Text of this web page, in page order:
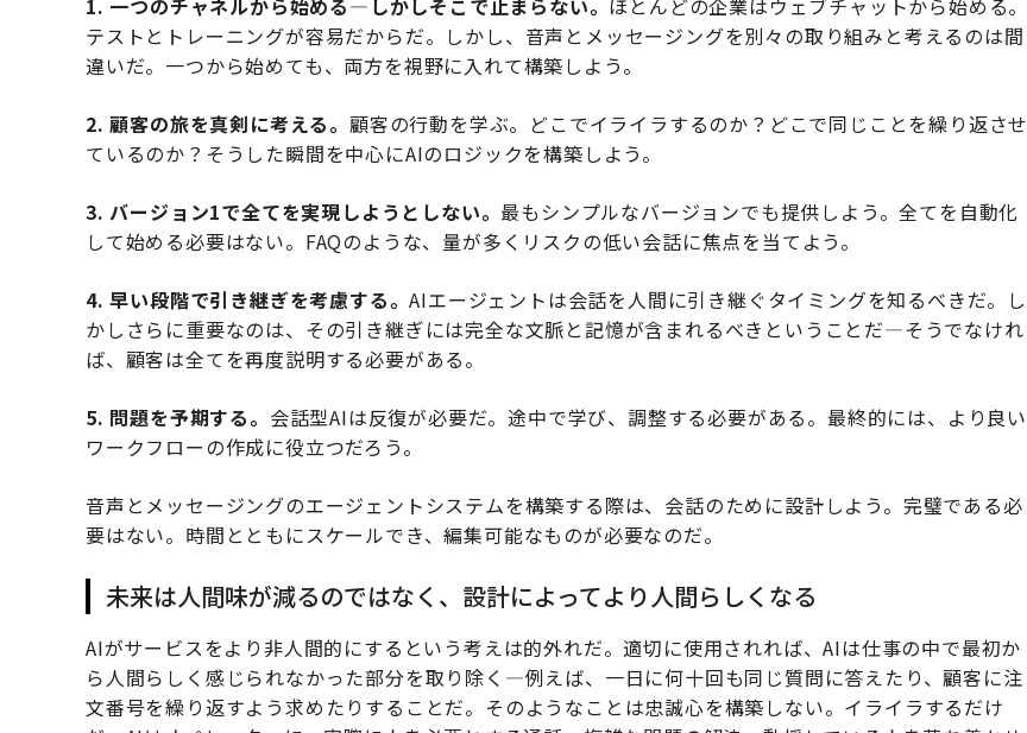
1. 一つのチャネルから始める—しかしそこで止まらない。 ほとんどの企業はウェブチャットから始める。
テストとトレーニングが容易だからだ。しかし、音声とメッセージングを別々の取り組みと考えるのは間
違いだ。一つから始めても、両方を視野に入れて構築しよう。
2. 顧客の旅を真剣に考える。 顧客の行動を学ぶ。どこでイライラするのか？どこで同じことを繰り返させ
ているのか？そうした瞬間を中心にAIのロジックを構築しよう。
3. バージョン1で全てを実現しようとしない。最もシンプルなバージョンでも提供しよう。全てを自動化
して始める必要はない。FAQのような、量が多くリスクの低い会話に焦点を当てよう。
4. 早い段階で引き継ぎを考慮する。AIエージェントは会話を人間に引き継ぐタイミングを知るべきだ。し
かしさらに重要なのは、その引き継ぎには完全な文脈と記憶が含まれるべきということだ—そうでなけれ
ば、顧客は全てを再度説明する必要がある。
5. 問題を予期する。 会話型AIは反復が必要だ。途中で学び、調整する必要がある。最終的には、より良い
ワークフローの作成に役立つだろう。
音声とメッセージングのエージェントシステムを構築する際は、会話のために設計しよう。完璧である必
要はない。時間とともにスケールでき、編集可能なものが必要なのだ。
未来は人間味が減るのではなく、設計によってより人間らしくなる
AIがサービスをより非人間的にするという考えは的外れだ。適切に使用されれば、AIは仕事の中で最初か
ら人間らしく感じられなかった部分を取り除く—例えば、一日に何十回も同じ質問に答えたり、顧客に注
文番号を繰り返すよう求めたりすることだ。そのようなことは忠誠心を構築しない。イライラするだけ